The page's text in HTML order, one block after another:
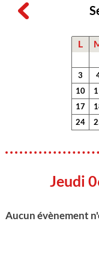
L
3
10
17
24
Jeudi
Aucun évènement